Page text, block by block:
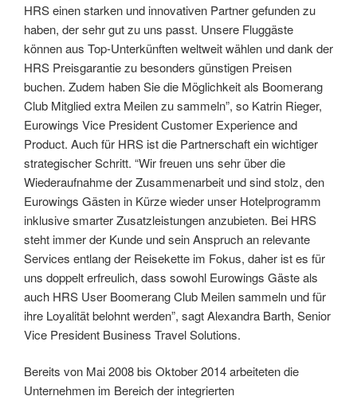
HRS einen starken und innovativen Partner gefunden zu
haben, der sehr gut zu uns passt. Unsere Fluggäste
können aus Top-Unterkünften weltweit wählen und dank der
HRS Preisgarantie zu besonders günstigen Preisen
buchen. Zudem haben Sie die Möglichkeit als Boomerang
Club Mitglied extra Meilen zu sammeln”, so Katrin Rieger,
Eurowings Vice President Customer Experience and
Product. Auch für HRS ist die Partnerschaft ein wichtiger
strategischer Schritt. “Wir freuen uns sehr über die
Wiederaufnahme der Zusammenarbeit und sind stolz, den
Eurowings Gästen in Kürze wieder unser Hotelprogramm
inklusive smarter Zusatzleistungen anzubieten. Bei HRS
steht immer der Kunde und sein Anspruch an relevante
Services entlang der Reisekette im Fokus, daher ist es für
uns doppelt erfreulich, dass sowohl Eurowings Gäste als
auch HRS User Boomerang Club Meilen sammeln und für
ihre Loyalität belohnt werden”, sagt Alexandra Barth, Senior
Vice President Business Travel Solutions.
Bereits von Mai 2008 bis Oktober 2014 arbeiteten die
Unternehmen im Bereich der integrierten